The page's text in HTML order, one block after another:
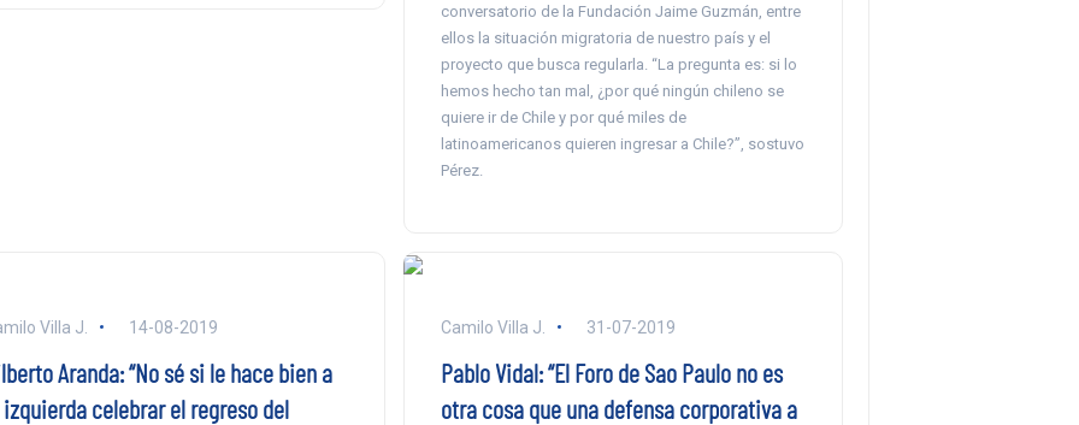
conversatorio de la Fundación Jaime Guzmán, entre
ellos la situación migratoria de nuestro país y el
proyecto que busca regularla. “La pregunta es: si lo
hemos hecho tan mal, ¿por qué ningún chileno se
quiere ir de Chile y por qué miles de
latinoamericanos quieren ingresar a Chile?”, sostuvo
Pérez.
Villa J. 14-08-2019
Aranda: “No sé si le hace bien a
celebrar el regreso del
Camilo Villa J. 31-07-2019
Pablo Vidal: “El Foro de Sao Paulo no es
otra cosa que una defensa corporativa a